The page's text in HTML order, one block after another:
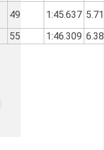
49 1:45.637
55 1:46.309